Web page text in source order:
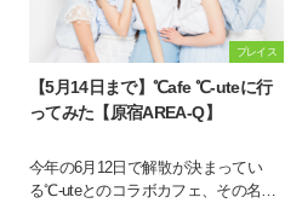
プレイス
【5月14日まで】℃afe ℃-uteに行
ってみた【原宿AREA-Q】
今年の6月12日で解散が決まってい
る℃-uteとのコラボカフェ、その名も